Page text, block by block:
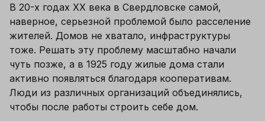
В 20-х годах XX века в Свердловске самой,
наверное, серьезной проблемой было расселение
жителей. Домов не хватало, инфраструктуры
тоже. Решать эту проблему масштабно начали
чуть позже, а в 1925 году жилые дома стали
активно появляться благодаря кооперативам.
Люди из различных организаций объединялись,
чтобы после работы строить себе дом.